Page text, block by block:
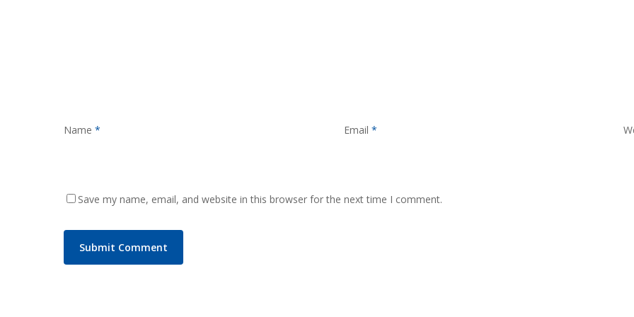
Name * Email *
Save my name, email, and website in this browser for the next time I comment.